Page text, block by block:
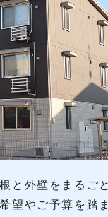
と外壁をまるご
望やご予算を踏